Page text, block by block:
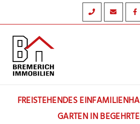
Inhalt
springen
FREISTEHENDES
ARTEN IN